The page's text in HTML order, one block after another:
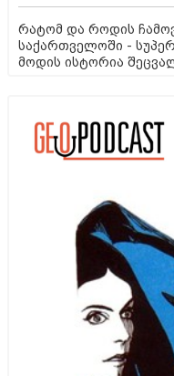
რატომ და როდის
საქართველოში -
მოდის ისტორია